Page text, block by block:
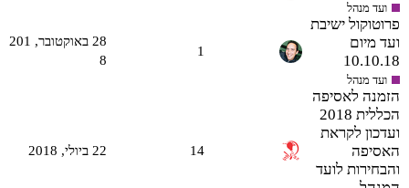
ועד מנהל
פרוטוקול ישיבת
ועד מיום
10.10.18
ועד מנהל
1
28 באוקטובר,‏ 201
8
הזמנה לאסיפה
הכללית 2018
ועדכון לקראת
האסיפה
והבחירות לועד
14 22 ביולי,‏ 2018